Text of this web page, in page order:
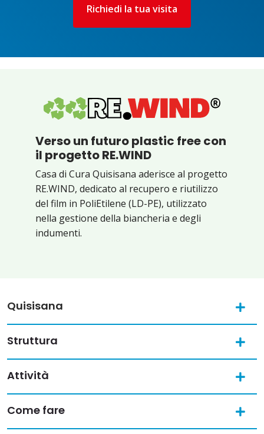
Richiedi la tua visita
Verso un futuro plastic free con
il progetto RE.WIND
Casa di Cura Quisisana aderisce al progetto
RE.WIND, dedicato al recupero e riutilizzo
del film in PoliEtilene (LD-PE), utilizzato
nella gestione della biancheria e degli
indumenti.
Quisisana
Struttura
Attività
Come fare